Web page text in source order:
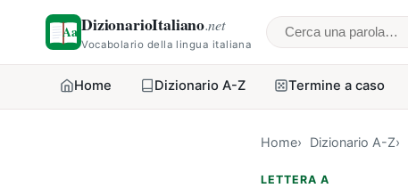
DizionarioItaliano.net
Vocabolario della lingua italiana Cerca una parola
Home Dizionario A-Z Termine a caso
Home Dizionario A-Z
LETTERA A